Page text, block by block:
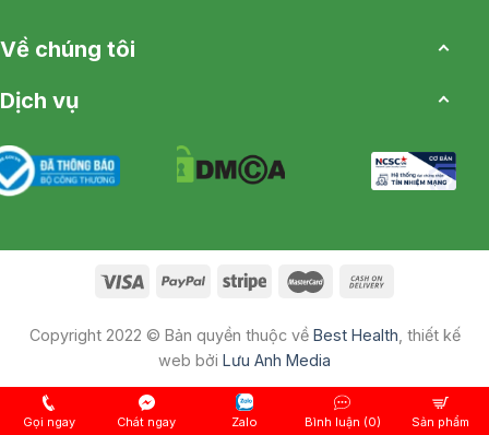
Về chúng tôi
Dịch vụ
Copyright 2022 © Bản quyền thuộc về Best Health , thiết kế
web bởi Lưu Anh Media
Gọi ngay Chát ngay Zalo Bình luận (0) Sản phẩm